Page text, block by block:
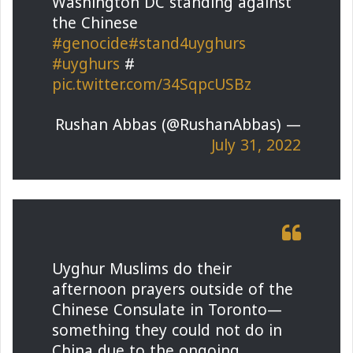
the Chinese
#genocide#stand4uyghurs
#uyghurs #
pic.twitter.com/34SqpcUSBz
— Rushan Abbas (@RushanAbbas)
July 31, 2022
Uyghur Muslims do their
afternoon prayers outside of the
Chinese Consulate in Toronto—
something they could not do in